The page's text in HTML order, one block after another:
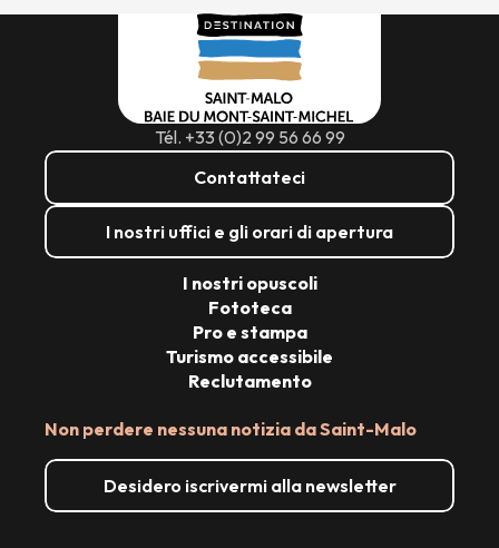
Tél. +33 (0)2 99 56 66 99
Contattateci
I nostri uffici e gli orari di apertura
Non perdere nessuna notizia da Saint-Malo
Desidero iscrivermi alla newsletter
I nostri opuscoli
Fototeca
Pro e stampa
Turismo accessibile
Reclutamento